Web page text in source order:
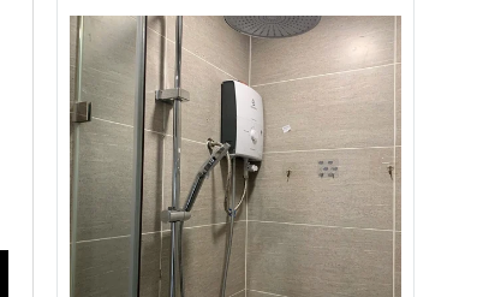
Chọn 2025, báo cáo Mordor Intelligence
2024–2029, GFK Việt Nam và review
người dùng trên diễn đàn điện máy. kèm
số liệu cụ thể từ aristonviet.com.